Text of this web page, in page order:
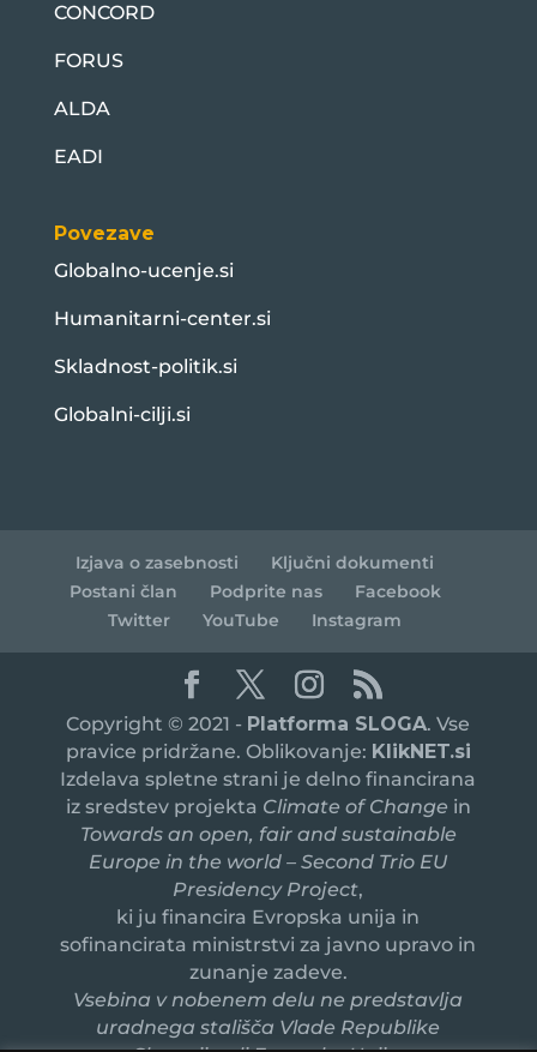
CONCORD
FORUS
ALDA
EADI
Povezave
Globalno-ucenje.si
Humanitarni-center.si
Skladnost-politik.si
Globalni-cilji.si
Izjava o zasebnosti
Ključni dokumenti
Postani član
Podprite nas
Facebook
Twitter
YouTube Instagram
Copyright © 2021 - Platforma SLOGA. Vse
pravice pridržane. Oblikovanje: KlikNET.si
Izdelava spletne strani je delno financirana
iz sredstev projekta Climate of Change in
Towards an open, fair and sustainable
Europe in the world – Second Trio EU
Presidency Project,
ki ju financira Evropska unija in
sofinancirata ministrstvi za javno upravo in
zunanje zadeve.
Vsebina v nobenem delu ne predstavlja
uradnega stališča Vlade Republike